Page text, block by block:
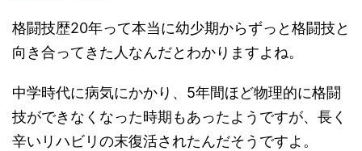
格闘技歴20年って本当に幼少期からずっと格闘技と
向き合ってきた人なんだとわかりますよね。
中学時代に病気にかかり、5年間ほど物理的に格闘
技ができなくなった時期もあったようですが、長く
辛いリハビリの末復活されたんだそうですよ。